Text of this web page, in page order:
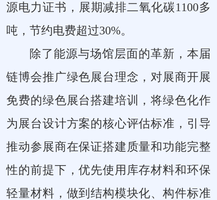
源电力证书，展期减排二氧化碳1100多
吨，节约电费超过30%。
除了能源与场馆层面的革新，本届
链博会推广绿色展台理念，对展商开展
免费的绿色展台搭建培训，将绿色化作
为展台设计方案的核心评估标准，引导
推动参展商在保证搭建质量和功能完整
性的前提下，优先使用库存材料和环保
轻量材料，做到结构模块化、构件标准